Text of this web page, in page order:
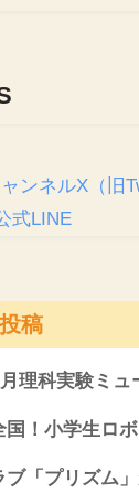
ンネルX（旧
式LINE
稿
理科実験ミュ
国！小学生ロ
ブ「プリズム